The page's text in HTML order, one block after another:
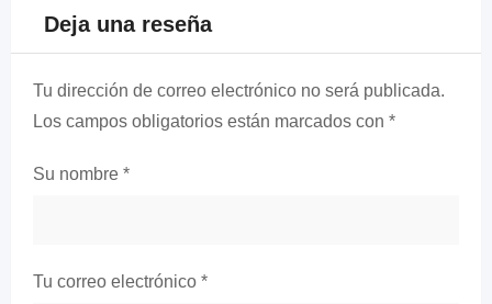
Deja una reseña
Tu dirección de correo electrónico no será publicada.
Los campos obligatorios están marcados con *
Su nombre *
Tu correo electrónico *